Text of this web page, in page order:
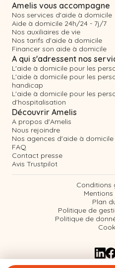
Amelis vous accompagne
Nos services d'aide à domicile
Aide à domicile 24h/24 - 7j/7
Nos auxiliaires de vie
Nos tarifs d'aide à domicile
Financer son aide à domicile
A qui s'adressent nos
L'aide à domicile pour les
L'aide à domicile pour les
handicap
L'aide à domicile pour les
d'hospitalisation
Découvrir Amelis
A propos d'Amelis
Nous rejoindre
Nos agences d'aide à domicile
FAQ
Contact presse
Avis Trustpilot
Conditions
Plan
Politique de
Politique de